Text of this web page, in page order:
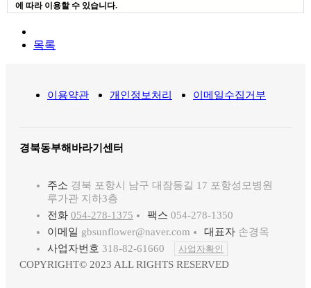
에 따라 이용할 수 있습니다.
목록
이용약관 개인정보처리 이메일수집거부
경북동부해바라기센터
주소 경북 포항시 남구 대잠동길 17 포항성모병원
루가관 지하3층
전화 054-278-1375 팩스 054-278-1350
이메일 gbsunflower@naver.com 대표자 손경옥
사업자번호 318-82-61660 사업자확인
COPYRIGHT© 2023 ALL RIGHTS RESERVED